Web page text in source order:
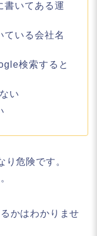
書いてある運
ている会社名
検索すると
い
危険です。
かはわかりませ